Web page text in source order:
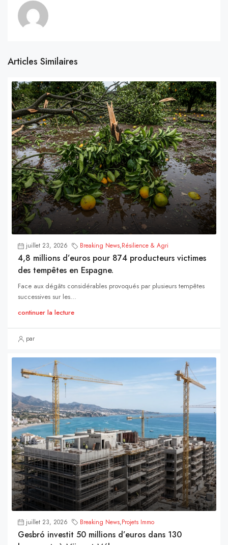
Articles Similaires
juillet 23, 2026 Breaking News,Résilience & Agri
4,8 millions d’euros pour 874 producteurs victimes
des tempêtes en Espagne.
Face aux dégâts considérables provoqués par plusieurs tempêtes
successives sur les...
continuer la lecture
par
juillet 23, 2026 Breaking News,Projets Immo
Gesbró investit 50 millions d’euros dans 130